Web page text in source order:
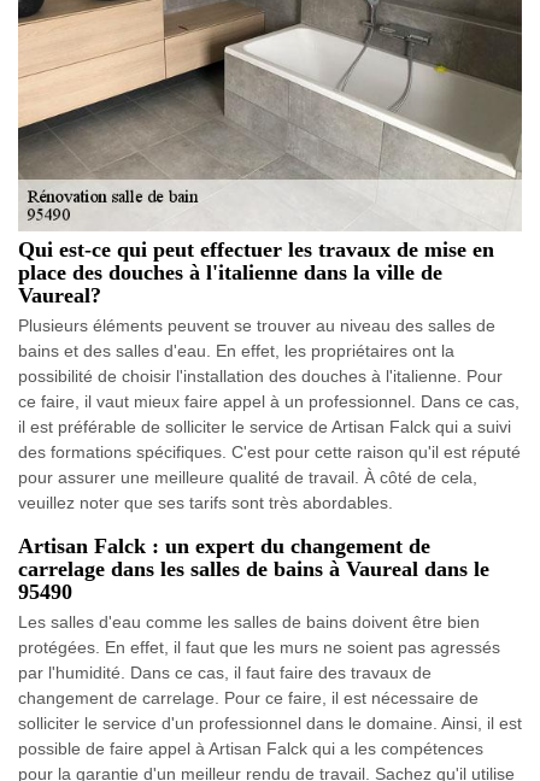
Qui est-ce qui peut effectuer les travaux de mise en
place des douches à l'italienne dans la ville de
Vaureal?
Plusieurs éléments peuvent se trouver au niveau des salles de
bains et des salles d'eau. En effet, les propriétaires ont la
possibilité de choisir l'installation des douches à l'italienne. Pour
ce faire, il vaut mieux faire appel à un professionnel. Dans ce cas,
il est préférable de solliciter le service de Artisan Falck qui a suivi
des formations spécifiques. C'est pour cette raison qu'il est réputé
pour assurer une meilleure qualité de travail. À côté de cela,
veuillez noter que ses tarifs sont très abordables.
Artisan Falck : un expert du changement de
carrelage dans les salles de bains à Vaureal dans le
95490
Les salles d'eau comme les salles de bains doivent être bien
protégées. En effet, il faut que les murs ne soient pas agressés
par l'humidité. Dans ce cas, il faut faire des travaux de
changement de carrelage. Pour ce faire, il est nécessaire de
solliciter le service d'un professionnel dans le domaine. Ainsi, il est
possible de faire appel à Artisan Falck qui a les compétences
pour la garantie d'un meilleur rendu de travail. Sachez qu'il utilise